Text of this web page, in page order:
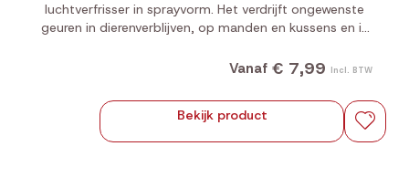
luchtverfrisser in sprayvorm. Het verdrijft ongewenste
geuren in dierenverblijven, op manden en kussens en in
Vanaf € 7,99 Incl. BTW
Bekijk product